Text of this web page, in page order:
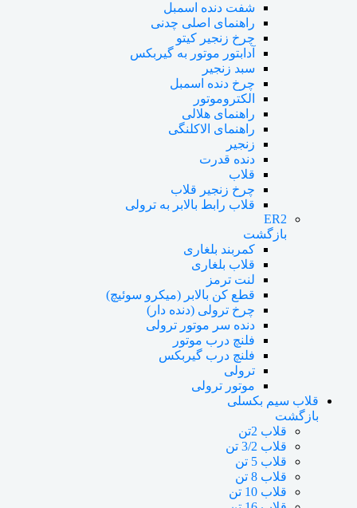
شفت دنده اسمبل
راهنمای اصلی چدنی
چرخ زنجیر کیتو
آدابتور موتور به گیربکس
سبد زنجیر
چرخ دنده اسمبل
الکتروموتور
راهنمای هلالی
راهنمای الاکلنگی
زنجیر
دنده قدرت
قلاب
چرخ زنجیر قلاب
قلاب رابط بالابر به ترولی
ER2
بازگشت
کمربند بلغاری
قلاب بلغاری
لنت ترمز
قطع کن بالابر (میکرو سوئیچ)
چرخ ترولی (دنده دار)
دنده سر موتور ترولی
فلنچ درب موتور
فلنچ درب گیربکس
ترولی
موتور ترولی
قلاب سیم بکسلی
بازگشت
قلاب 2تن
قلاب 3/2 تن
قلاب 5 تن
قلاب 8 تن
قلاب 10 تن